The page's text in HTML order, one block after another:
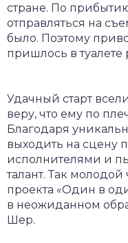
стране. По
отправляться на
было. Поэтому
пришлось в туалете
Удачный старт
веру, что ему по
Благодаря
выходить на
исполнителями и
талант. Так молодой
проекта «Один в
в неожиданном
Шер.